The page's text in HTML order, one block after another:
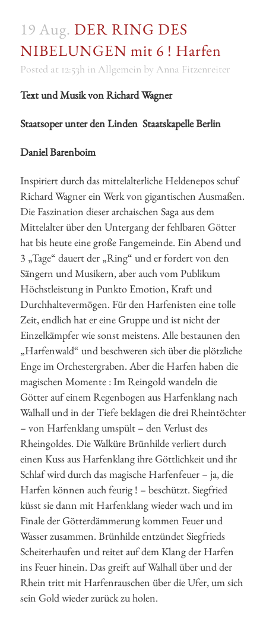
19 Aug. DER RING DES
NIBELUNGEN mit 6 ! Harfen
Posted at 12:53h in Allgemein by Anna Fitzenreiter
Text und Musik vonRichard Wagner
Staatsoper unter den Linden Staatskapelle Berlin
Daniel Barenboim
Inspiriert durch das mittelalterliche Heldenepos schuf
Richard Wagner ein Werk von gigantischen Ausmaßen.
Die Faszination dieser archaischen Saga aus dem
Mittelalter über den Untergang der fehlbaren Götter
hat bis heute eine große Fangemeinde. Ein Abend und
3 „Tage“ dauert der „Ring“ und er fordert von den
Sängern und Musikern, aber auch vom Publikum
Höchstleistung in Punkto Emotion, Kraft und
Durchhaltevermögen. Für den Harfenisten eine tolle
Zeit, endlich hat er eine Gruppe und ist nicht der
Einzelkämpfer wie sonst meistens. Alle bestaunen den
„Harfenwald“ und beschweren sich über die plötzliche
Enge im Orchestergraben. Aber die Harfen haben die
magischen Momente : Im Reingold wandeln die
Götter auf einem Regenbogen aus Harfenklang nach
Walhall und in der Tiefe beklagen die drei Rheintöchter
– von Harfenklang umspült – den Verlust des
Rheingoldes. Die Walküre Brünhilde verliert durch
einen Kuss aus Harfenklang ihre Göttlichkeit und ihr
Schlaf wird durch das magische Harfenfeuer – ja, die
Harfen können auch feurig ! – beschützt. Siegfried
küsst sie dann mit Harfenklang wieder wach und im
Finale der Götterdämmerung kommen Feuer und
Wasser zusammen. Brünhilde entzündet Siegfrieds
Scheiterhaufen und reitet auf dem Klang der Harfen
ins Feuer hinein. Das greift auf Walhall über und der
Rhein tritt mit Harfenrauschen über die Ufer, um sich
sein Gold wieder zurück zu holen.